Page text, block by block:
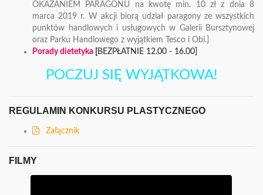
OKAZANIEM PARAGONU na kwotę min. 10 zł z dnia 8
marca 2019 r. W akcji biorą udział paragony ze wszystkich
punktów handlowych i usługowych w Galerii Bursztynowej
oraz Parku Handlowego z wyjątkiem Tesco i Obi.]
Porady dietetyka
BEZPŁATNIE 12.00 - 16.00]
POCZUJ SIĘ WYJĄTKOWA!
REGULAMIN KONKURSU PLASTYCZNEGO
Załącznik
FILMY